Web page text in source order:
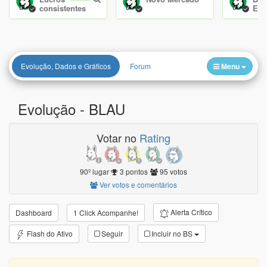
consistentes
Evolução, Dados e Gráficos Forum Menu
Evolução - BLAU
Votar no Rating
90º lugar 3 pontos
95 votos
Ver votos e comentários
Dashboard 1 Click Acompanhe! Alerta Crítico
Flash do Ativo Seguir Incluir no BS